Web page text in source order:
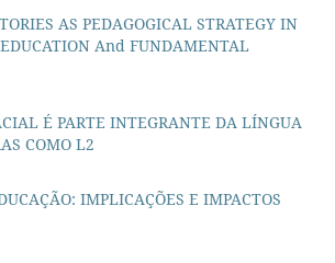
AS PEDAGOGICAL STRATEGY IN
And FUNDAMENTAL
É PARTE INTEGRANTE DA LÍNGUA
COMO L2
IMPLICAÇÕES E IMPACTOS